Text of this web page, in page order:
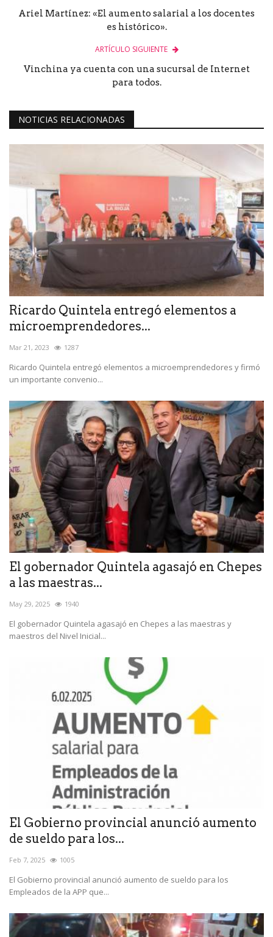
Ariel Martínez: «El aumento salarial a los docentes
es histórico».
ARTÍCULO SIGUIENTE
Vinchina ya cuenta con una sucursal de Internet
para todos.
NOTICIAS RELACIONADAS
Ricardo Quintela entregó elementos a
microemprendedores...
Mar 21, 2023 1287
Ricardo Quintela entregó elementos a microemprendedores y firmó
un importante convenio...
El gobernador Quintela agasajó en Chepes
a las maestras...
May 29, 2025 1940
El gobernador Quintela agasajó en Chepes a las maestras y
maestros del Nivel Inicial...
El Gobierno provincial anunció aumento
de sueldo para los...
Feb 7, 2025 1005
El Gobierno provincial anunció aumento de sueldo para los
Empleados de la APP que...